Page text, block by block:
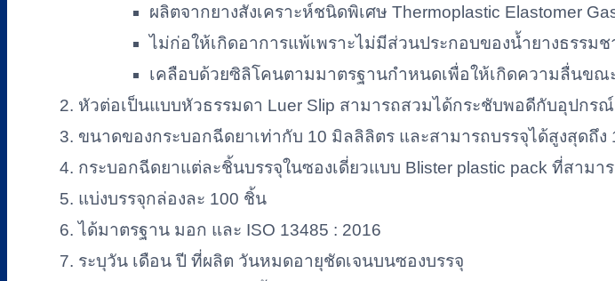
ผลิตจากยางสังเคราะห์ชนิดพิเศษ Thermoplastic Elastomer
ไม่ก่อให้เกิดอาการแพ้เพราะไม่มีส่วนประกอบของน้ำยางธรรมช
เคลือบด้วยซิลิโคนตามมาตรฐานกำหนดเพื่อให้เกิดความลื่นขณ
หัวต่อเป็นแบบหัวธรรมดา Luer Slip สามารถสวมได้กระชับพอดีกับอุปก
ขนาดของกระบอกฉีดยาเท่ากับ 10 มิลลิลิตร และสามารถบรรจุได้สูงสุดถึง
กระบอกฉีดยาแต่ละชิ้นบรรจุในซองเดี่ยวแบบ Blister plastic pack ที่สา
แบ่งบรรจุกล่องละ 100 ชิ้น
ได้มาตรฐาน มอก และ ISO 13485 : 2016
ระบุวัน เดือน ปี ที่ผลิต วันหมดอายุชัดเจนบนซองบรรจุ